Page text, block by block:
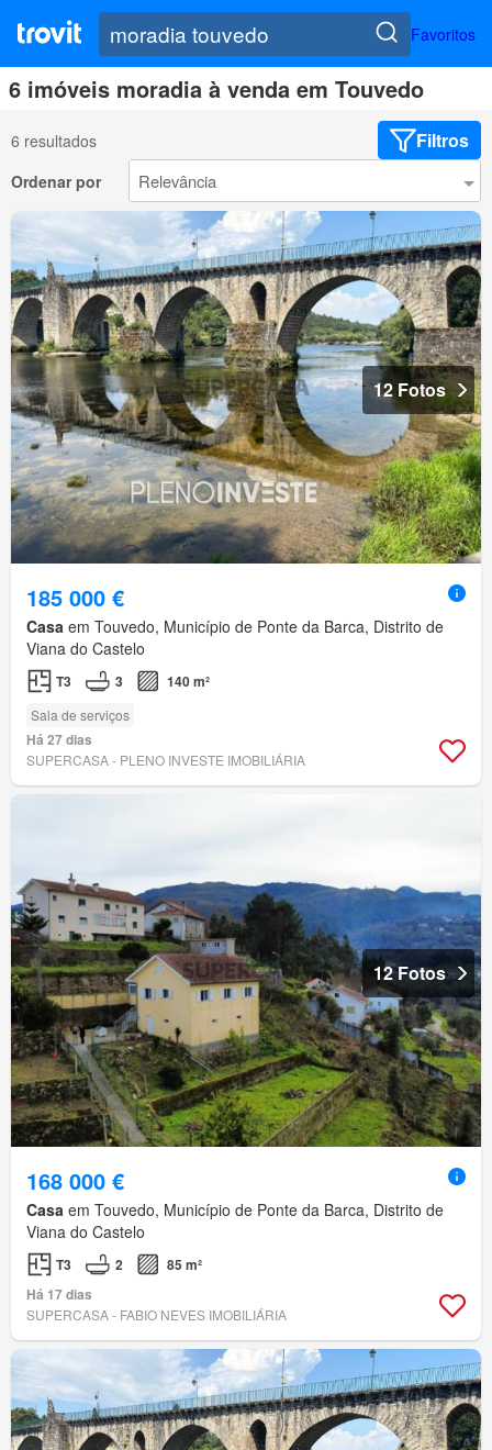
Favoritos
6 imóveis moradia à venda em Touvedo
6 resultados Filtros
Ordenar por
12 Fotos
185 000 €
Casa em Touvedo, Município de Ponte da Barca, Distrito de
Viana do Castelo
T3 3 140 m²
Sala de serviços
Há 27 dias
SUPERCASA - PLENO INVESTE IMOBILIÁRIA
12 Fotos
168 000 €
Casa em Touvedo, Município de Ponte da Barca, Distrito de
Viana do Castelo
T3 2
85 m²
Há 17 dias
SUPERCASA - FABIO NEVES IMOBILIÁRIA